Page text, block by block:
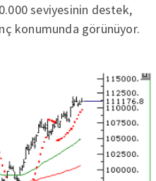
seviyesinin destek,
konumunda görünüyor.